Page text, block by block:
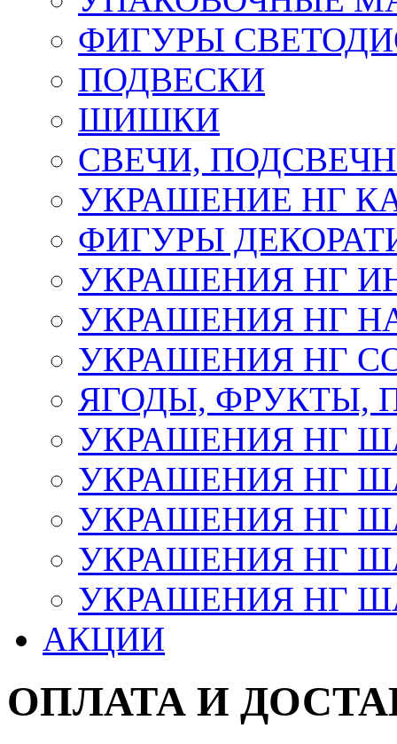
ФИГУРЫ
ПОДВЕСКИ
ШИШКИ
СВЕЧИ,
УКРАШЕНИЕ НГ
ФИГУРЫ
УКРАШЕНИЯ НГ
УКРАШЕНИЯ НГ
УКРАШЕНИЯ НГ
ЯГОДЫ, ФРУКТЫ,
УКРАШЕНИЯ НГ
УКРАШЕНИЯ НГ
УКРАШЕНИЯ НГ
УКРАШЕНИЯ НГ
УКРАШЕНИЯ НГ
АКЦИИ
ОПЛАТА И